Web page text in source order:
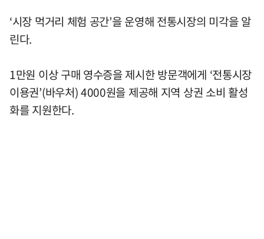
‘시장 먹거리 체험 공간’을 운영해 전통시장의 미각을 알
린다.
1만원 이상 구매 영수증을 제시한 방문객에게 ‘전통시장
이용권’(바우처) 4000원을 제공해 지역 상권 소비 활성
화를 지원한다.